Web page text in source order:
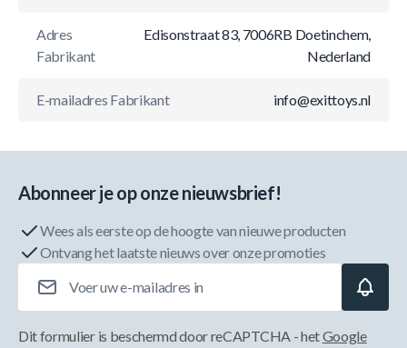
Adres
Fabrikant
Edisonstraat 83, 7006RB Doetinchem,
Nederland
E-mailadres Fabrikant info@exittoys.nl
Abonneer je op onze nieuwsbrief!
Wees als eerste op de hoogte van nieuwe producten
Ontvang het laatste nieuws over onze promoties
Dit formulier is beschermd door reCAPTCHA - hetGoogle